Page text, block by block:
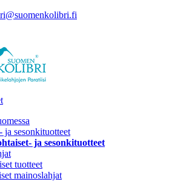
ja sesonkituotteet
ja sesonkituotteet
tuotteet
mainoslahjat